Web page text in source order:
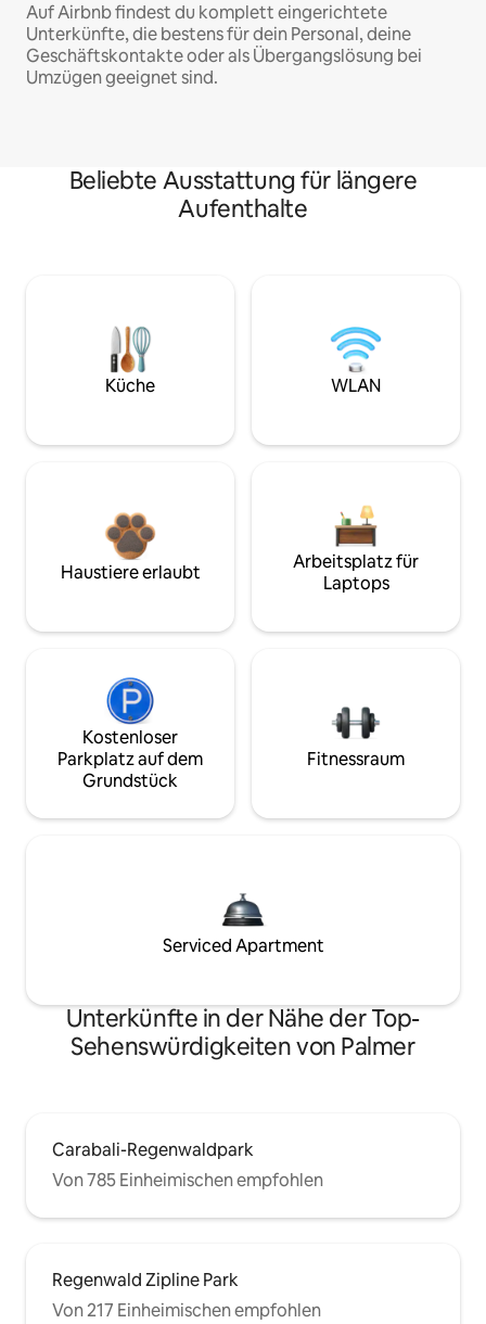
Auf Airbnb findest du komplett eingerichtete
Unterkünfte, die bestens für dein Personal, deine
Geschäftskontakte oder als Übergangslösung bei
Umzügen geeignet sind.
Beliebte Ausstattung für längere
Aufenthalte
Küche WLAN
Haustiere erlaubt
Arbeitsplatz für
Laptops
Kostenloser
Parkplatz auf dem
Grundstück
Fitnessraum
Serviced Apartment
Unterkünfte in der Nähe der Top-
Sehenswürdigkeiten von Palmer
Carabali-Regenwaldpark
Von 785 Einheimischen empfohlen
Regenwald Zipline Park
Von 217 Einheimischen empfohlen